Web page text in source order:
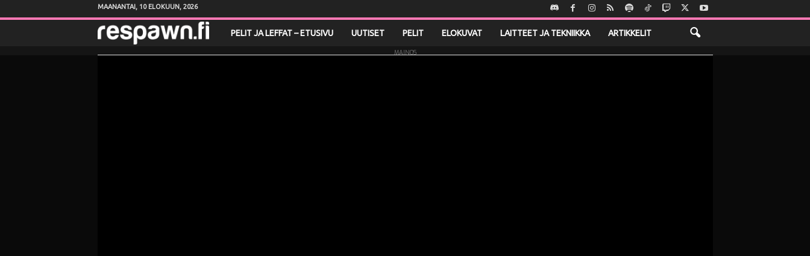
MAANANTAI, 10 ELOKUUN, 2026
e
PELIT JA LEFFAT – ETUSIVU UUTISET PELIT ELOKUVAT LAITTEET JA TEKNIIKKA ARTIKKELIT
MAINOS